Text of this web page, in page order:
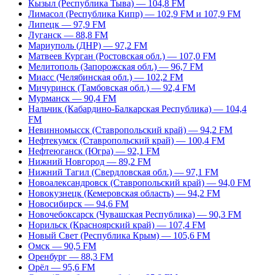
Кызыл (Республика Тыва) — 104,8 FM
Лимасол (Республика Кипр) — 102,9 FM и 107,9 FM
Липецк — 97,9 FM
Луганск — 88,8 FM
Мариуполь (ДНР) — 97,2 FM
Матвеев Курган (Ростовская обл.) — 107,0 FM
Мелитополь (Запорожская обл.) — 96,7 FM
Миасс (Челябинская обл.) — 102,2 FM
Мичуринск (Тамбовская обл.) — 92,4 FM
Мурманск — 90,4 FM
Нальчик (Кабардино-Балкарская Республика) — 104,4
FM
Невинномысск (Ставропольский край) — 94,2 FM
Нефтекумск (Ставропольский край) — 100,4 FM
Нефтеюганск (Югра) — 92,1 FM
Нижний Новгород — 89,2 FM
Нижний Тагил (Свердловская обл.) — 97,1 FM
Новоалександровск (Ставропольский край) — 94,0 FM
Новокузнецк (Кемеровская область) — 94,2 FM
Новосибирск — 94,6 FM
Новочебоксарск (Чувашская Республика) — 90,3 FM
Норильск (Красноярский край) — 107,4 FM
Новый Свет (Республика Крым) — 105,6 FM
Омск — 90,5 FM
Оренбург — 88,3 FM
Орёл — 95,6 FM